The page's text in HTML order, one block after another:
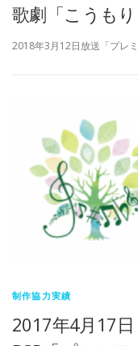
歌劇「こうも
2018年3月12日放送「プレ
制作協力実績
2017年4月17